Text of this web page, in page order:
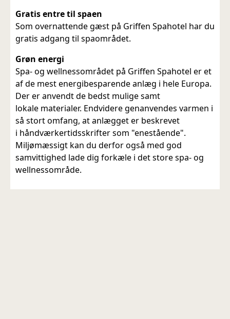
Gratis entre til spaen
Som overnattende gæst på Griffen Spahotel har du
gratis adgang til spaområdet.
Grøn energi
Spa- og wellnessområdet på Griffen Spahotel er et
af de mest energibesparende anlæg i hele Europa.
Der er anvendt de bedst mulige samt
lokale materialer. Endvidere genanvendes varmen i
så stort omfang, at anlægget er beskrevet
i håndværkertidsskrifter som "enestående".
Miljømæssigt kan du derfor også med god
samvittighed lade dig forkæle i det store spa- og
wellnessområde.